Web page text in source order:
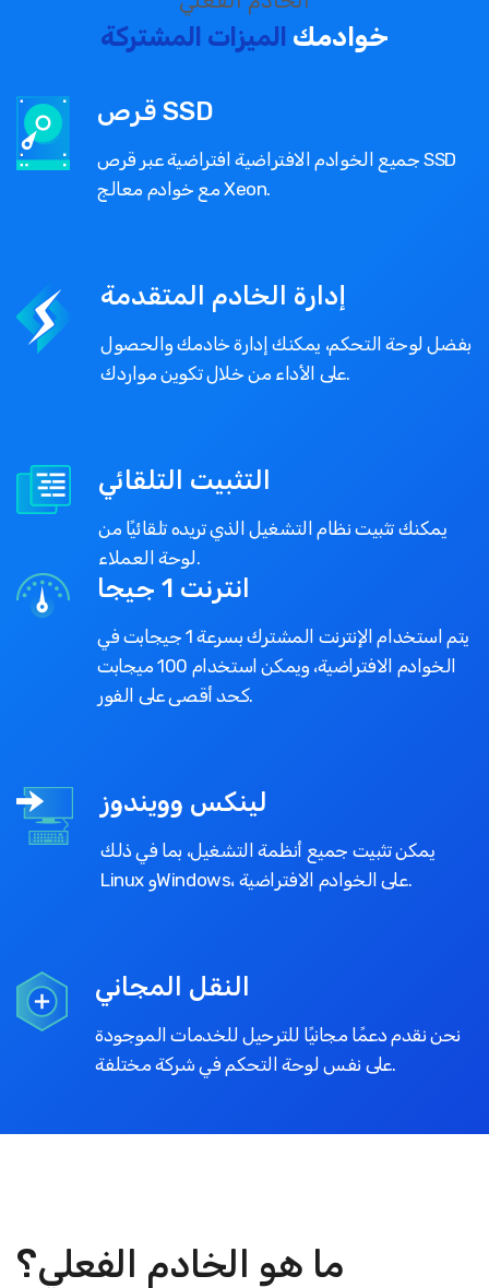
خوادمك الميزات المشتركة
قرص SSD
جميع الخوادم الافتراضية افتراضية عبر قرص SSD
مع خوادم معالج Xeon.
إدارة الخادم المتقدمة
بفضل لوحة التحكم، يمكنك إدارة خادمك والحصول
على الأداء من خلال تكوين مواردك.
التثبيت التلقائي
يمكنك تثبيت نظام التشغيل الذي تريده تلقائيًا من
لوحة العملاء.
انترنت 1 جيجا
يتم استخدام الإنترنت المشترك بسرعة 1 جيجابت في
الخوادم الافتراضية، ويمكن استخدام 100 ميجابت
كحد أقصى على الفور.
لينكس وويندوز
يمكن تثبيت جميع أنظمة التشغيل، بما في ذلك
Linux وWindows، على الخوادم الافتراضية.
النقل المجاني
نحن نقدم دعمًا مجانيًا للترحيل للخدمات الموجودة
على نفس لوحة التحكم في شركة مختلفة.
ما هو الخادم الفعلي؟